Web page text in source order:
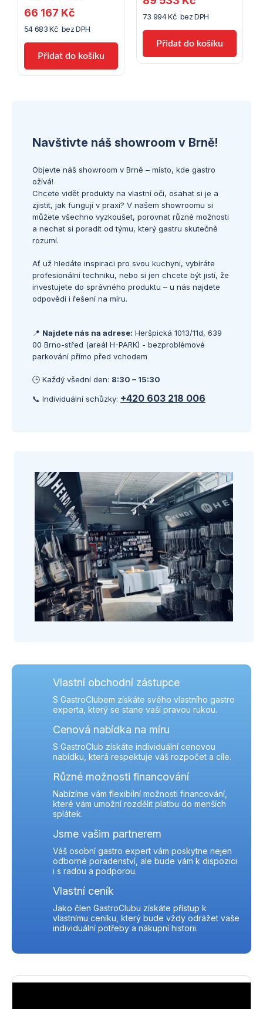
Navštivte náš showroom v Brně!
Objevte náš showroom v Brně – místo, kde gastro
ožívá!
Chcete vidět produkty na vlastní oči, osahat si je a
zjistit, jak fungují v praxi? V našem showroomu si
můžete všechno vyzkoušet, porovnat různé možnosti
a nechat si poradit od týmu, který gastru skutečně
rozumí.
Ať už hledáte inspiraci pro svou kuchyni, vybíráte
profesionální techniku, nebo si jen chcete být jistí, že
investujete do správného produktu – u nás najdete
odpovědi i řešení na míru.
📍 Najdete nás na adrese: Heršpická 1013/11d, 639
00 Brno-střed (areál H-PARK) - bezproblémové
parkování přímo před vchodem
🕒 Každý všední den: 8:30 – 15:30
📞 Individuální schůzky: +420 603 218 006
Vlastní obchodní zástupce
S GastroClubem získáte svého vlastního gastro
experta, který se stane vaší pravou rukou.
Cenová nabídka na míru
S GastroClub získáte individuální cenovou
nabídku, která respektuje váš rozpočet a cíle.
Různé možnosti financování
Nabízíme vám flexibilní možnosti financování,
které vám umožní rozdělit platbu do menších
splátek.
Jsme vašim partnerem
Váš osobní gastro expert vám poskytne nejen
odborné poradenství, ale bude vám k dispozici
i s radou a podporou.
Vlastní ceník
Jako člen GastroClubu získáte přístup k
vlastnímu ceníku, který bude vždy odrážet vaše
individuální potřeby a nákupní historii.
54 683 Kč bez DPH
66 167 Kč 73 994 Kč bez DPH